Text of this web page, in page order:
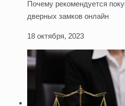
Почему рекомендуется
дверных замков онлайн
18 октября, 2023